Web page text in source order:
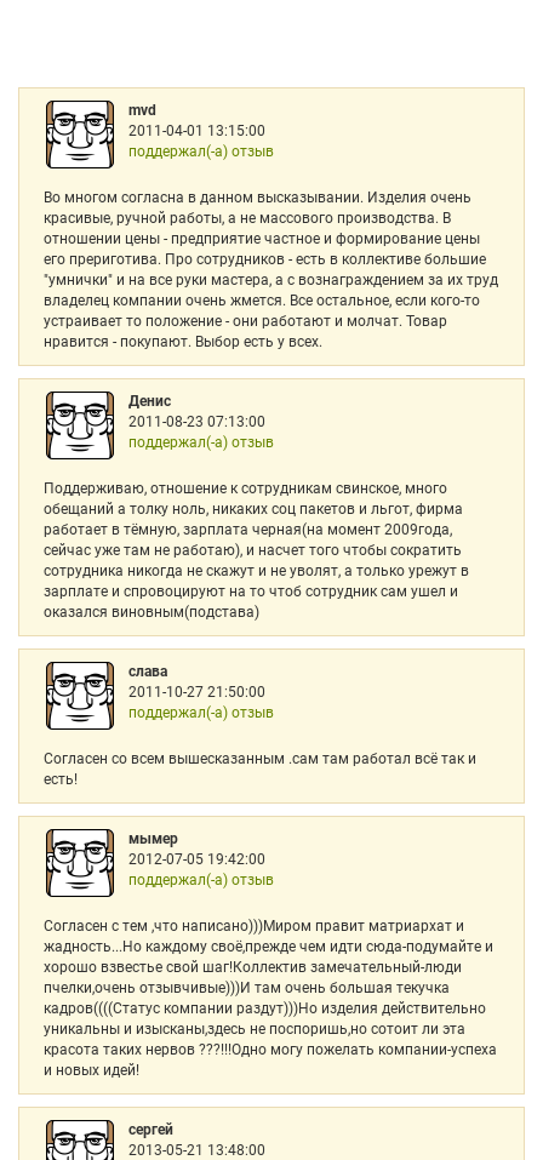
mvd
2011-04-01 13:15:00
поддержал(-а) отзыв
Во многом согласна в данном высказывании. Изделия очень
красивые, ручной работы, а не массового производства. В
отношении цены - предприятие частное и формирование цены
его прериготива. Про сотрудников - есть в коллективе большие
"умнички" и на все руки мастера, а с вознаграждением за их труд
владелец компании очень жмется. Все остальное, если кого-то
устраивает то положение - они работают и молчат. Товар
нравится - покупают. Выбор есть у всех.
Денис
2011-08-23 07:13:00
поддержал(-а) отзыв
Поддерживаю, отношение к сотрудникам свинское, много
обещаний а толку ноль, никаких соц пакетов и льгот, фирма
работает в тёмную, зарплата черная(на момент 2009года,
сейчас уже там не работаю), и насчет того чтобы сократить
сотрудника никогда не скажут и не уволят, а только урежут в
зарплате и спровоцируют на то чтоб сотрудник сам ушел и
оказался виновным(подстава)
слава
2011-10-27 21:50:00
поддержал(-а) отзыв
Согласен со всем вышесказанным .сам там работал всё так и
есть!
мымер
2012-07-05 19:42:00
поддержал(-а) отзыв
Согласен с тем ,что написано)))Миром правит матриархат и
жадность...Но каждому своё,прежде чем идти сюда-подумайте и
хорошо взвестье свой шаг!Коллектив замечательный-люди
пчелки,очень отзывчивые)))И там очень большая текучка
кадров((((Статус компании раздут)))Но изделия действительно
уникальны и изысканы,здесь не поспоришь,но сотоит ли эта
красота таких нервов ???!!!Одно могу пожелать компании-успеха
и новых идей!
сергей
2013-05-21 13:48:00